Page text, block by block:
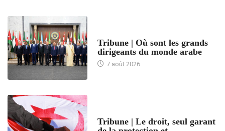
Tribune | Où sont les grands
dirigeants du monde arabe
7 août 2026
Tribune | Le droit, seul garant